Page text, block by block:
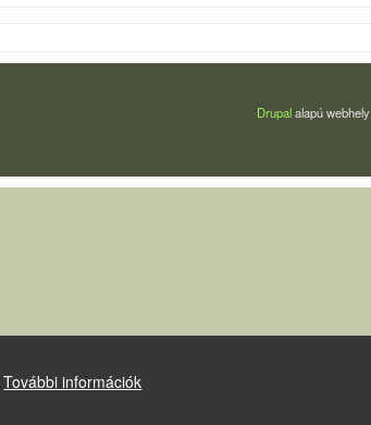
Drupalalapú webhely
További információk